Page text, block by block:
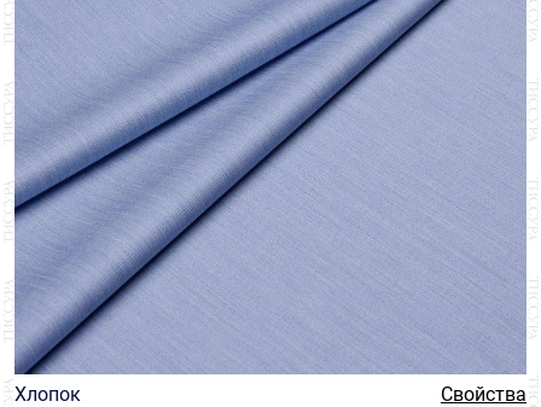
Хлопок
Свойства